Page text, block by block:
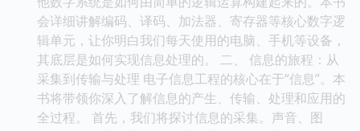
会详细讲解编码、译码、加法器、寄存器等核心数字逻
辑单元，让你明白我们每天使用的电脑、手机等设备，
其底层是如何实现信息处理的。 二、 信息的旅程：从
采集到传输与处理 电子信息工程的核心在于“信息”。本
书将带领你深入了解信息的产生、传输、处理和应用的
全过程。 首先，我们将探讨信息的采集。声音、图